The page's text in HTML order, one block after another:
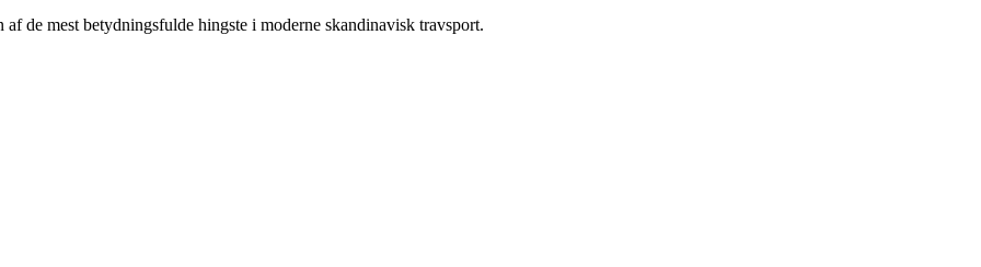
af de mest betydningsfulde hingste i moderne skandinavisk travsport.